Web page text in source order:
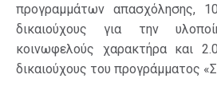
προγραμμάτων απασχόλησης,
δικαιούχους για την
κοινωφελούς χαρακτήρα και
δικαιούχους του προγράμματος